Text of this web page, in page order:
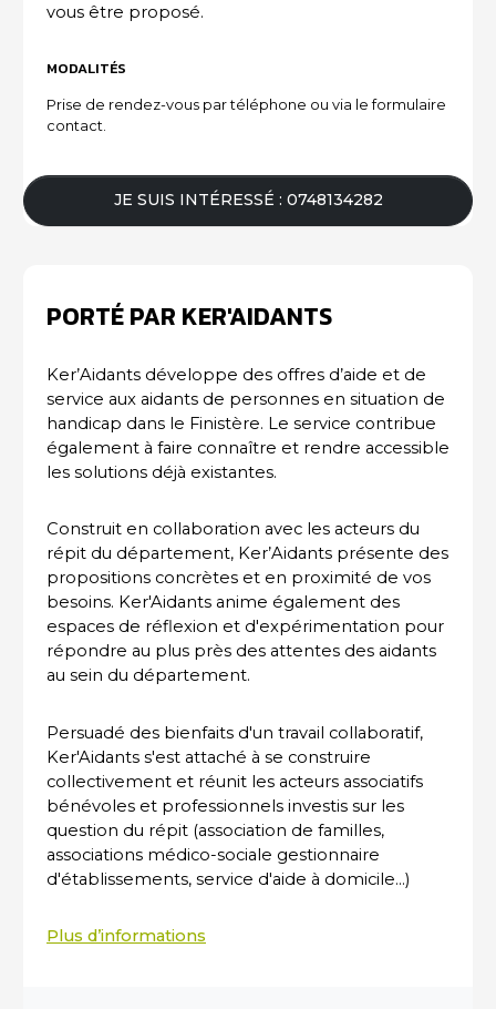
vous être proposé.
MODALITÉS
Prise de rendez-vous par téléphone ou via le formulaire
contact.
JE SUIS INTÉRESSÉ : 0748134282
PORTÉ PAR KER'AIDANTS
Ker’Aidants développe des offres d’aide et de
service aux aidants de personnes en situation de
handicap dans le Finistère. Le service contribue
également à faire connaître et rendre accessible
les solutions déjà existantes.
Construit en collaboration avec les acteurs du
répit du département, Ker’Aidants présente des
propositions concrètes et en proximité de vos
besoins. Ker'Aidants anime également des
espaces de réflexion et d'expérimentation pour
répondre au plus près des attentes des aidants
au sein du département.
Persuadé des bienfaits d'un travail collaboratif,
Ker'Aidants s'est attaché à se construire
collectivement et réunit les acteurs associatifs
bénévoles et professionnels investis sur les
question du répit (association de familles,
associations médico-sociale gestionnaire
d'établissements, service d'aide à domicile...)
Plus d’informations